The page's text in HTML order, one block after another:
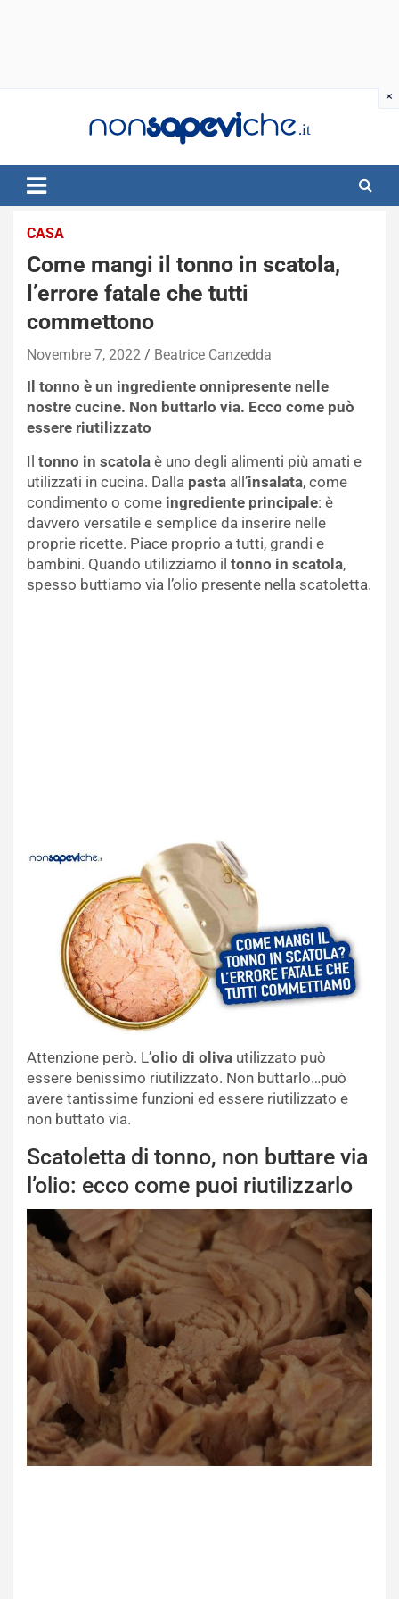
CASA
Come mangi il tonno in scatola,
l’errore fatale che tutti
commettono
Novembre 7, 2022 Beatrice Canzedda
Il tonno è un ingrediente onnipresente nelle
nostre cucine. Non buttarlo via. Ecco come può
essere riutilizzato
Il tonno in scatola è uno degli alimenti più amati e
utilizzati in cucina. Dalla pasta all’insalata, come
condimento o come ingrediente principale: è
davvero versatile e semplice da inserire nelle
proprie ricette. Piace proprio a tutti, grandi e
bambini. Quando utilizziamo il tonno in scatola,
spesso buttiamo via l’olio presente nella scatoletta.
Attenzione però. L’olio di oliva utilizzato può
essere benissimo riutilizzato. Non buttarlo…può
avere tantissime funzioni ed essere riutilizzato e
non buttato via.
Scatoletta di tonno, non buttare via
l’olio: ecco come puoi riutilizzarlo